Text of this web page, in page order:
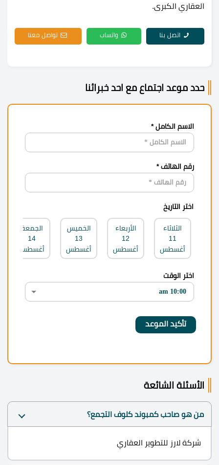
العقاري الكبرى.
اتصل بنا واتساب تواصل معنا
حدد موعد اجتماع مع احد خبرائنا
الاسم الكامل *
رقم الهاتف *
اختر التاريخ
الثلاثاء
11
أغسطس
الأربعاء
12
أغسطس
الخميس
13
أغسطس
الجمعة
14
أغسطس
اختر الوقت
الأسئلة الشائعة
من هو صاحب كمبوند كلوف التجمع؟
شركة لارز للتطوير العقاري